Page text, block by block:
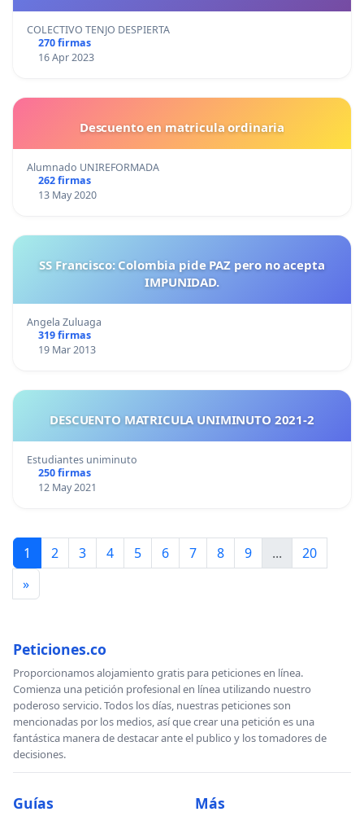
COLECTIVO TENJO DESPIERTA
270 firmas
16 Apr 2023
Descuento en matricula ordinaria
Alumnado UNIREFORMADA
262 firmas
13 May 2020
SS Francisco: Colombia pide PAZ pero no acepta
IMPUNIDAD.
Angela Zuluaga
319 firmas
19 Mar 2013
DESCUENTO MATRICULA UNIMINUTO 2021-2
Estudiantes uniminuto
250 firmas
12 May 2021
1 2 3 4 5 6 7 8 9 ...
20
»
Peticiones.co
Proporcionamos alojamiento gratis para peticiones en línea.
Comienza una petición profesional en línea utilizando nuestro
poderoso servicio. Todos los días, nuestras peticiones son
mencionadas por los medios, así que crear una petición es una
fantástica manera de destacar ante el publico y los tomadores de
decisiones.
Guías Más